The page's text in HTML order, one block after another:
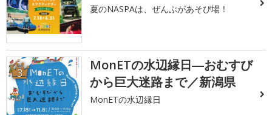
夏のNASPAは、ぜんぶがあそび場！
3
MonETの水辺縁日―おむすび
から巨大迷路まで／新潟県
MonETの水辺縁日